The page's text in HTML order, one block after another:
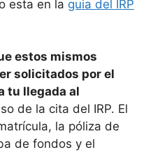
esta en la guia del IRP
estos mismos
solicitados por el
tu llegada al
de la cita del IRP. El
la póliza de
de fondos y el